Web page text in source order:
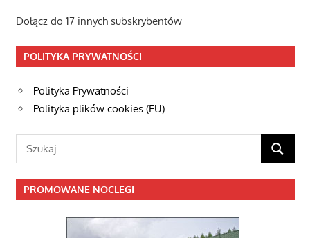
Dołącz do 17 innych subskrybentów
POLITYKA PRYWATNOŚCI
Polityka Prywatności
Polityka plików cookies (EU)
Szukaj:
SZUKAJ
PROMOWANE NOCLEGI